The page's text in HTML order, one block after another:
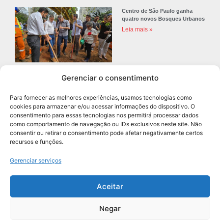
Gerenciar o consentimento
Para fornecer as melhores experiências, usamos tecnologias como
cookies para armazenar e/ou acessar informações do dispositivo. O
consentimento para essas tecnologias nos permitirá processar dados
como comportamento de navegação ou IDs exclusivos neste site. Não
consentir ou retirar o consentimento pode afetar negativamente certos
recursos e funções.
Gerenciar serviços
Aceitar
Negar
Centro de São Paulo ganha
quatro novos Bosques Urbanos
Leia mais »
para professores
Leia mais »
Navegação